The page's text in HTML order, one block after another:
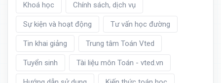
Khoá học Chính sách, dịch vụ
Sự kiện và hoạt động Tư vấn học đường
Tin khai giảng Trung tâm Toán Vted
Tuyển sinh Tài liệu môn Toán - vted.vn